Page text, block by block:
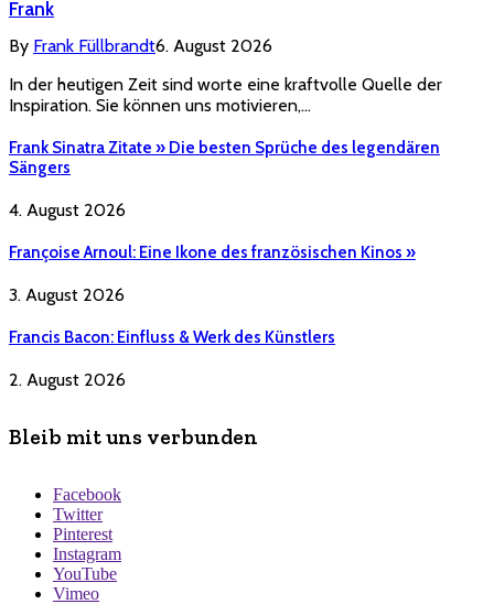
Frank
By Frank Füllbrandt6. August 2026
In der heutigen Zeit sind worte eine kraftvolle Quelle der
Inspiration. Sie können uns motivieren,…
Frank Sinatra Zitate » Die besten Sprüche des legendären
Sängers
4. August 2026
Françoise Arnoul: Eine Ikone des französischen Kinos »
3. August 2026
Francis Bacon: Einfluss & Werk des Künstlers
2. August 2026
Bleib mit uns verbunden
Facebook
Twitter
Pinterest
Instagram
YouTube
Vimeo